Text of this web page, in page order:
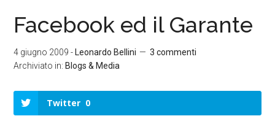
Facebook ed il Garante
4 giugno 2009 - Leonardo Bellini
3 commenti
Archiviato in: Blogs & Media
Twitter 0